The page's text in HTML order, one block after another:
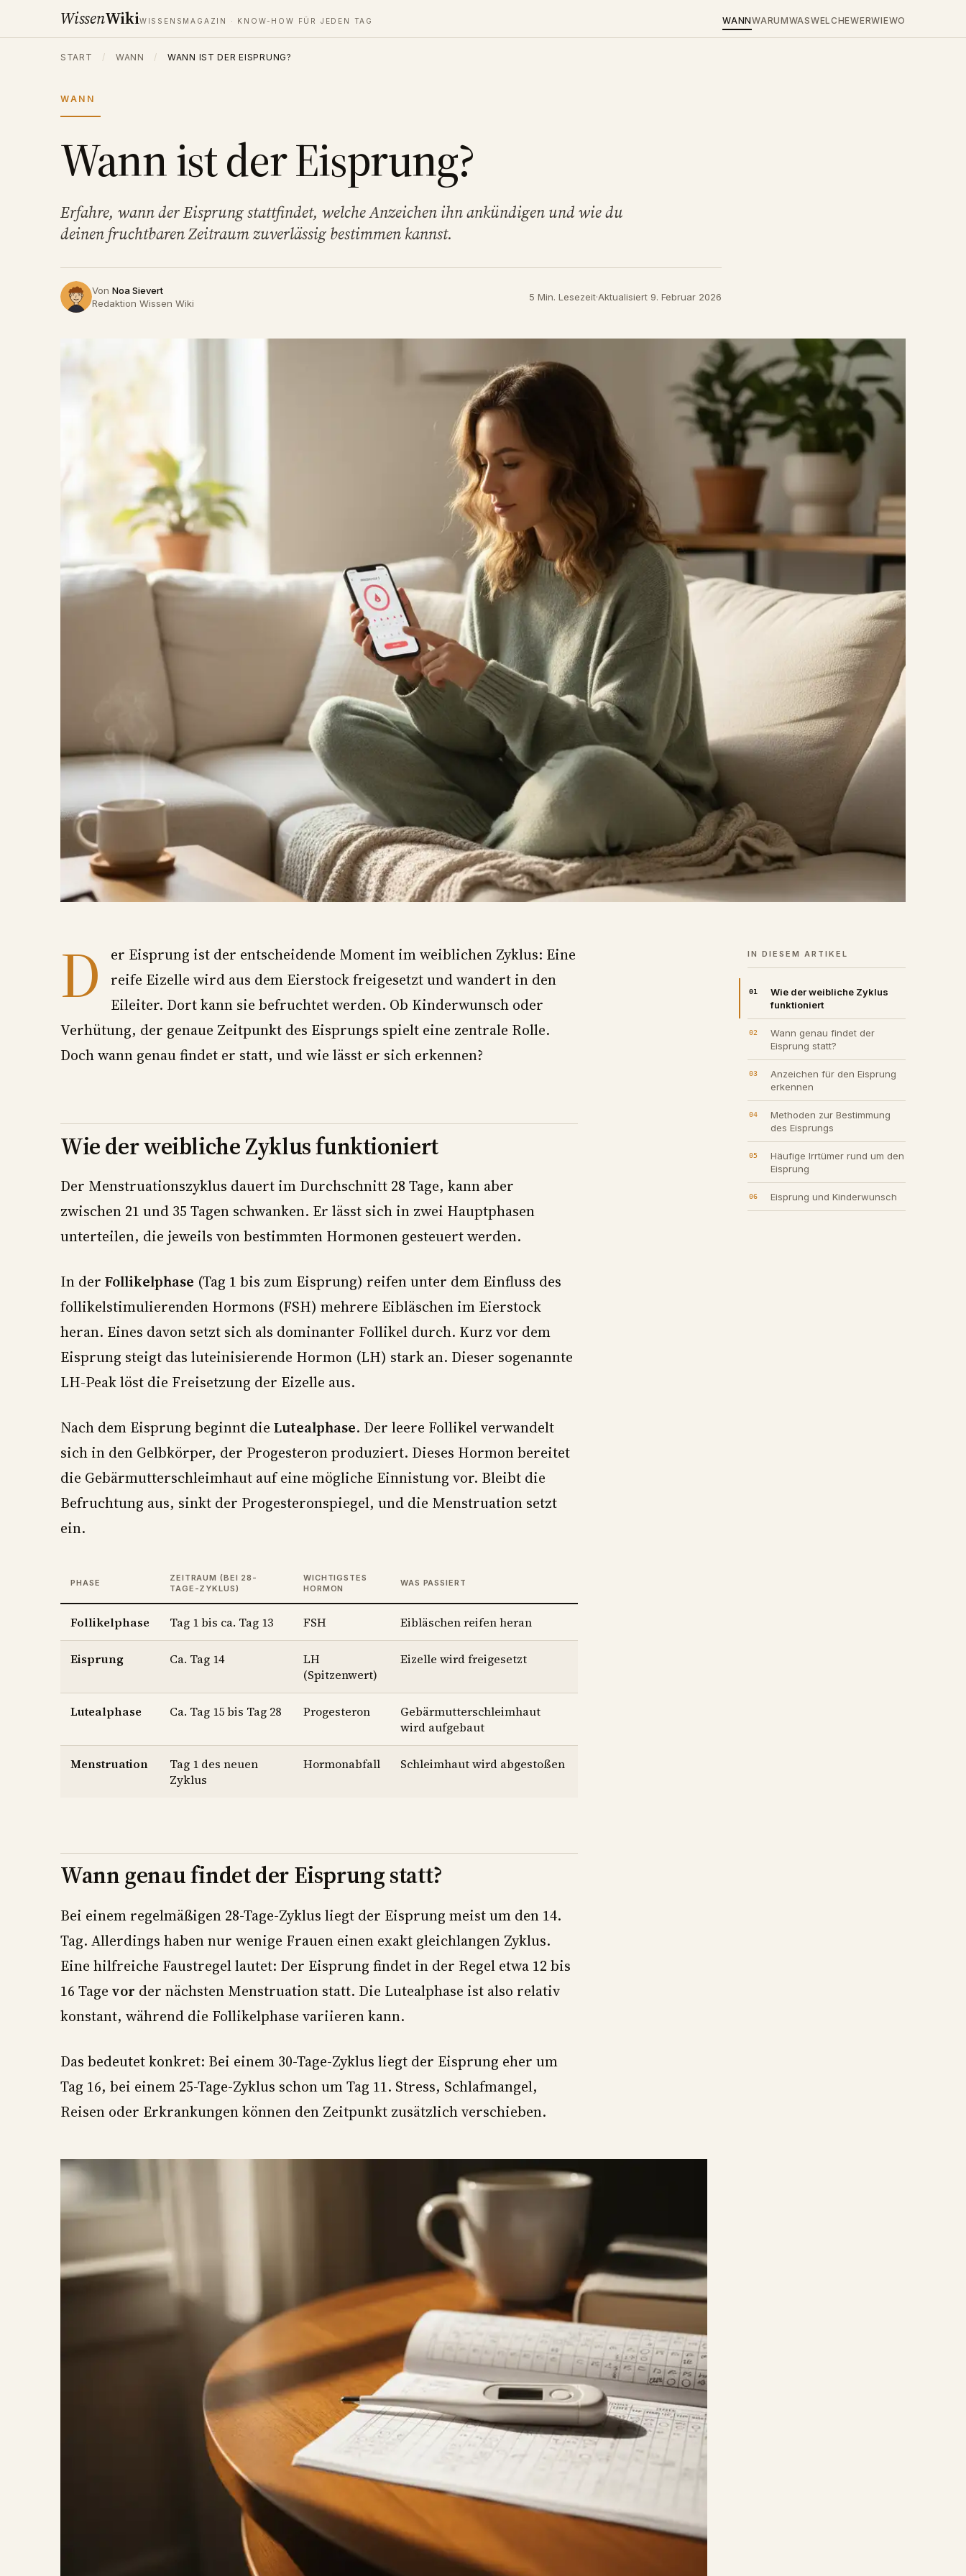
WissenWikiWISSENSMAGAZIN · KNOW-HOW FÜR JEDEN TAG WANNWARUMWASWELCHEWERWIEWO
START / WANN / WANN IST DER EISPRUNG?
WANN
Wann ist der Eisprung?
Erfahre, wann der Eisprung stattfindet, welche Anzeichen ihn ankündigen und wie du
deinen fruchtbaren Zeitraum zuverlässig bestimmen kannst.
Von Noa Sievert
Redaktion Wissen Wiki
5 Min. Lesezeit·Aktualisiert 9. Februar 2026
IN DIESEM ARTIKEL
Wie der weibliche Zyklus
funktioniert
Wann genau findet der
Eisprung statt?
Anzeichen für den Eisprung
erkennen
Methoden zur Bestimmung
des Eisprungs
Häufige Irrtümer rund um den
Eisprung
Eisprung und Kinderwunsch
D
er Eisprung ist der entscheidende Moment im weiblichen Zyklus: Eine
reife Eizelle wird aus dem Eierstock freigesetzt und wandert in den
Eileiter. Dort kann sie befruchtet werden. Ob Kinderwunsch oder
Verhütung, der genaue Zeitpunkt des Eisprungs spielt eine zentrale Rolle.
Doch wann genau findet er statt, und wie lässt er sich erkennen?
Wie der weibliche Zyklus funktioniert
Der Menstruationszyklus dauert im Durchschnitt 28 Tage, kann aber
zwischen 21 und 35 Tagen schwanken. Er lässt sich in zwei Hauptphasen
unterteilen, die jeweils von bestimmten Hormonen gesteuert werden.
In der Follikelphase (Tag 1 bis zum Eisprung) reifen unter dem Einfluss des
follikelstimulierenden Hormons (FSH) mehrere Eibläschen im Eierstock
heran. Eines davon setzt sich als dominanter Follikel durch. Kurz vor dem
Eisprung steigt das luteinisierende Hormon (LH) stark an. Dieser sogenannte
LH-Peak löst die Freisetzung der Eizelle aus.
Nach dem Eisprung beginnt die Lutealphase. Der leere Follikel verwandelt
sich in den Gelbkörper, der Progesteron produziert. Dieses Hormon bereitet
die Gebärmutterschleimhaut auf eine mögliche Einnistung vor. Bleibt die
Befruchtung aus, sinkt der Progesteronspiegel, und die Menstruation setzt
ein.
PHASE
ZEITRAUM (BEI 28-
TAGE-ZYKLUS)
WICHTIGSTES
HORMON
WAS PASSIERT
Follikelphase Tag 1 bis ca. Tag 13 FSH Eibläschen reifen heran
Eisprung Ca. Tag 14
LH
(Spitzenwert)
Eizelle wird freigesetzt
Lutealphase Ca. Tag 15 bis Tag 28 Progesteron
Gebärmutterschleimhaut
wird aufgebaut
Menstruation
Tag 1 des neuen
Zyklus
Hormonabfall Schleimhaut wird abgestoßen
Wann genau findet der Eisprung statt?
Bei einem regelmäßigen 28-Tage-Zyklus liegt der Eisprung meist um den 14.
Tag. Allerdings haben nur wenige Frauen einen exakt gleichlangen Zyklus.
Eine hilfreiche Faustregel lautet: Der Eisprung findet in der Regel etwa 12 bis
16 Tage vor der nächsten Menstruation statt. Die Lutealphase ist also relativ
konstant, während die Follikelphase variieren kann.
Das bedeutet konkret: Bei einem 30-Tage-Zyklus liegt der Eisprung eher um
Tag 16, bei einem 25-Tage-Zyklus schon um Tag 11. Stress, Schlafmangel,
Reisen oder Erkrankungen können den Zeitpunkt zusätzlich verschieben.